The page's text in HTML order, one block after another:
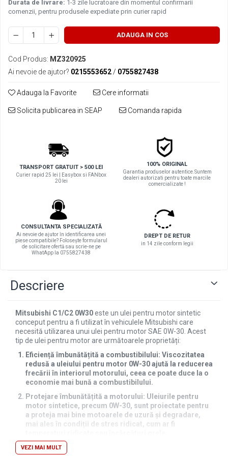
■ Filtre aer
■ Filtre combustibil
■ Filtre habitaclu
■ Filtre hidraulice
■ Filtre uscator
■ Filtre aditivi
Filtre aditivi
Filtre agent racire
Filtre combustibil
Filtre habitaclu
Filtre uscator
Filtre epurator
Placute frana
Discuri frana
Saboti frana
Senzori uzura placute
Tamburi frana
Cablu frana de mana
Suport etrier
Electrice
Bujii incandescente
Kit distributie
Durata de livrare: 1-3 zile lucratoare din momentul confirmarii
comenzii, pentru produsele expediate prin curier rapid
ADAUGA IN COS
Cod Produs: MZ320925
Ai nevoie de ajutor? 0215553652 / 0755827438
Adauga la Favorite Cere informatii
Solicita publicarea in SEAP Comanda rapida
TRANSPORT GRATUIT > 500 LEI
Curier rapid 25 lei | Easybox si FANbox
20 lei
100% ORIGINAL
Garantia produselor autentice.Suntem
dealeri autorizati pentru toate marcile
comercializate !
CONSULTANTA SPECIALIZATĂ
Ai nevoie de ajutor în identificarea unei
piese compatibile? Folosește formularul
de solicitare ofertă sau scrie-ne pe
WhatApp la 0755827438
DREPT DE RETUR
in 14 zile conform legii
Descriere
Mitsubishi C1/C2 0W30este un ulei pentru motor sintetic
conceput pentru a fi utilizat în vehiculele Mitsubishi care
necesită utilizarea unui ulei pentru motor SAE 0W-30. Acest
tip de ulei pentru motor are următoarele proprietăți:
Eficiență îmbunătățită a combustibilului: Viscozitatea
redusă a uleiului pentru motor 0W-30 ajută la reducerea
frecării în interiorul motorului, ceea ce poate duce la o
economie mai bună a combustibilului.
Protejare îmbunătățită a motorului: Uleiurile pentru
motor sintetice, precum 0W-30, sunt proiectate pentru
a proteja mai bine motoarele de uzură și degradare,
mai ales în condiții de stres ridicat, cum ar fi
Performanță mai bună la temperaturi scăzute: "0W" din
VEZI MAI MULT